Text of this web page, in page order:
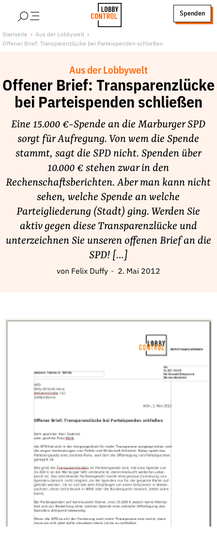
StartSeite
Spenden
Über uns
Finanzierung
Jobs
Publikationen und Material
Lobbykritische Stadtführungen
Unsere Schwerpunkte
Lobbykontrolle und Regeln
Macht der Digitalkonzerne
Spenden & Fördern
Fördermitglied werden
Jetzt Spenden
Bußgelder und Geldauflagen
Impressum
Website
Folge Uns
FacebookMastodon
BlueskyInstagram
YoutubeLinkedIn
Feed
Startseite
Aus der Lobbywelt
Offener Brief: Transparenzlücke bei Parteispenden schließen
Aus der Lobbywelt
Offener Brief: Transparenzlücke
bei Parteispenden schließen
Eine 15.000 €-Spende an die Marburger SPD
sorgt für Aufregung. Von wem die Spende
stammt, sagt die SPD nicht. Spenden über
10.000 € stehen zwar in den
Rechenschaftsberichten. Aber man kann nicht
sehen, welche Spende an welche
Parteigliederung (Stadt) ging. Werden Sie
aktiv gegen diese Transparenzlücke und
unterzeichnen Sie unseren offenen Brief an die
SPD! […]
von Felix Duffy 2. Mai 2012